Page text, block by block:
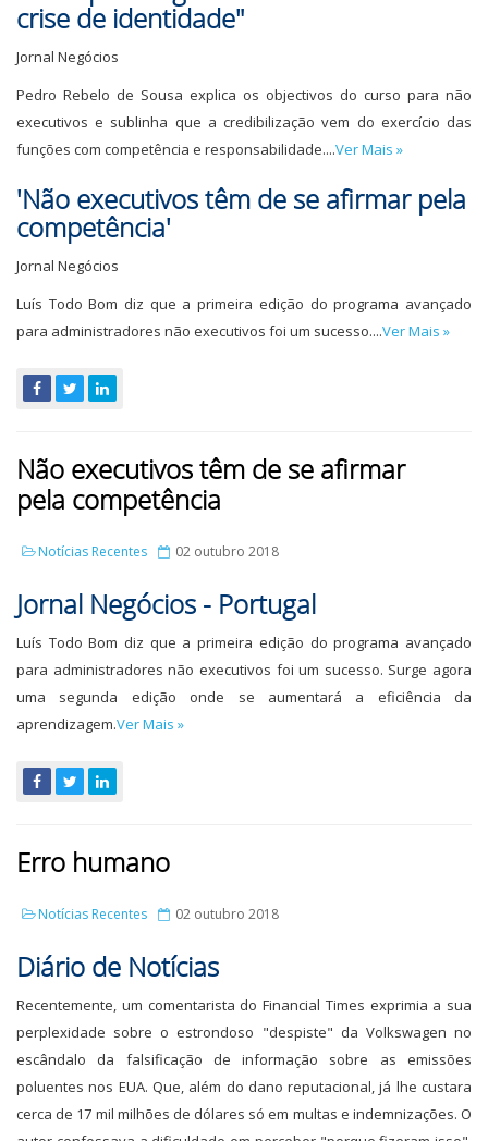
crise de identidade"
Jornal Negócios
Pedro Rebelo de Sousa explica os objectivos do curso para não
executivos e sublinha que a credibilização vem do exercício das
funções com competência e responsabilidade....Ver Mais »
'Não executivos têm de se afirmar pela
competência'
Jornal Negócios
Luís Todo Bom diz que a primeira edição do programa avançado
para administradores não executivos foi um sucesso....Ver Mais »
Não executivos têm de se afirmar
pela competência
Notícias Recentes 02 outubro 2018
Jornal Negócios - Portugal
Luís Todo Bom diz que a primeira edição do programa avançado
para administradores não executivos foi um sucesso. Surge agora
uma segunda edição onde se aumentará a eficiência da
aprendizagem.Ver Mais »
Erro humano
Notícias Recentes 02 outubro 2018
Diário de Notícias
Recentemente, um comentarista do Financial Times exprimia a sua
perplexidade sobre o estrondoso "despiste" da Volkswagen no
escândalo da falsificação de informação sobre as emissões
poluentes nos EUA. Que, além do dano reputacional, já lhe custara
cerca de 17 mil milhões de dólares só em multas e indemnizações. O